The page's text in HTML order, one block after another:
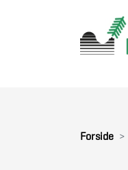
Forside